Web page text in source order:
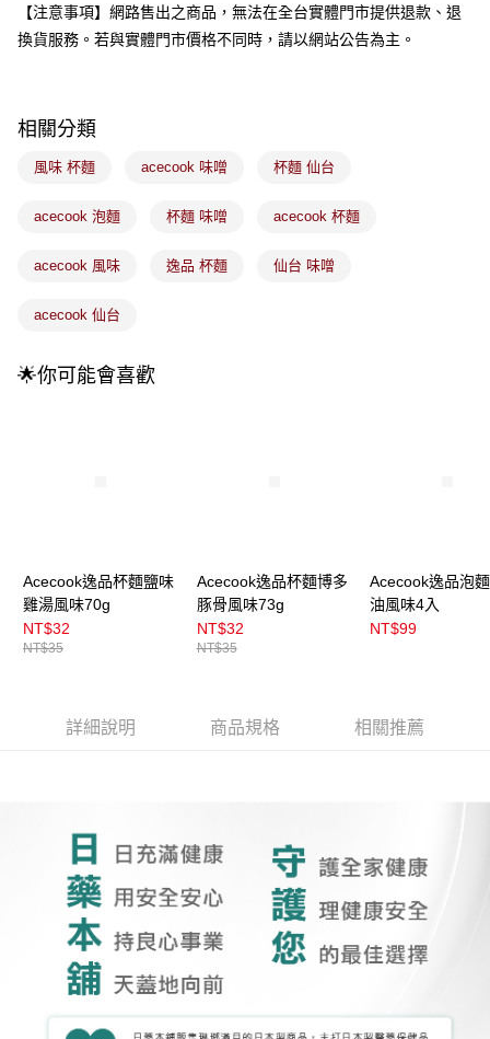
台新國際商業銀行
中國信託商業銀行
悠遊付
Google Pay
大哥付你分期
相關說明
2.付款方式選擇「大哥付你分期」，訂單成立後會自動跳轉到大哥付的交易
成交易。
消。如遇「轉專審核」未通過狀況，表示未達大哥付你分期系統評分，恕無
1.分期款項不併入電信帳單，「大哥付你分期」於每月結算日後寄送繳費提
資料（包含姓名、電話或地址）提供予台灣大哥大進項蒐集、處理及利用，
由本公司與您本人進行分期帳單所需資料之確認、核對及更正。
3.完整用戶服務條款，請詳閱以下連結：
https://oppay.tw/userRule
每筆NT$100，滿NT$899(含以上)免運費
每筆NT$100，滿NT$899(含以上)免運費
每筆NT$100，滿NT$899(含以上)免運費
付款後門市自取
【注意事項】網路售出之商品，無法在全台實體門市提供退款、退
換貨服務。若與實體門市價格不同時，請以網站公告為主。
相關分類
風味 杯麵 acecook 味噌 杯麵 仙台
acecook 泡麵 杯麵 味噌 acecook 杯麵
acecook 風味 逸品 杯麵 仙台 味噌
acecook 仙台
🌟你可能會喜歡
Acecook逸品杯麵鹽味
雞湯風味70g
NT$32
NT$35
Acecook逸品杯麵博多
豚骨風味73g
NT$32
NT$35
Acecook逸品泡
油風味4入
NT$99
詳細說明 商品規格 相關推薦